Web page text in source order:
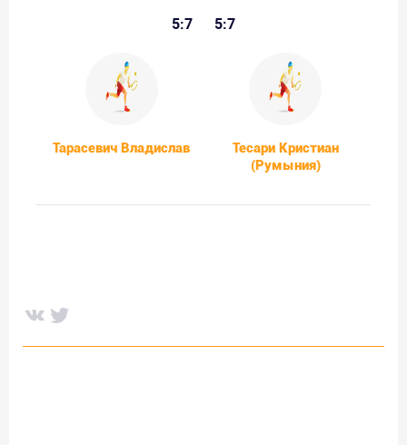
5:7 5:7
Тарасевич Владислав
Тесари Кристиан
(Румыния)